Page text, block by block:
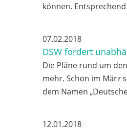
können.
07.02.2018
DSW fordert
Die Pläne rund um
mehr. Schon im März
dem Namen
12.01.2018